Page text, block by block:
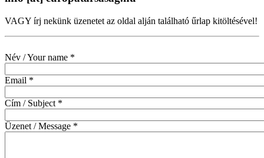
VAGY írj nekünk üzenetet az oldal alján található űrlap kitöltésével!
Név / Your name *
Email *
Cím / Subject *
Üzenet / Message *